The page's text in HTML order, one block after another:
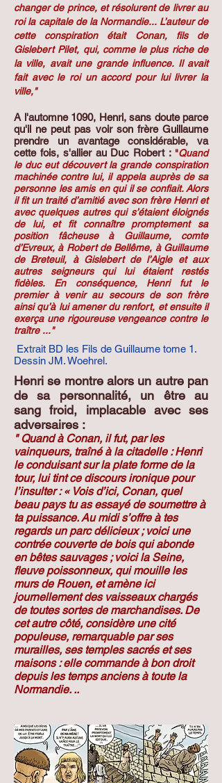
changer de prince, et résolurent de livrer au
roi la capitale de la Normandie... L’auteur de
cette conspiration était Conan, fils de
Gislebert Pilet, qui, comme le plus riche de
la ville, avait une grande influence. Il avait
fait avec le roi un accord pour lui livrer la
ville,"
A l'automne 1090, Henri, sans doute parce
qu'il ne peut pas voir son frère Guillaume
prendre un avantage considérable, va
cette fois, s'allier au Duc Robert : "Quand
le duc eut découvert la grande conspiration
machinée contre lui, il appela auprès de sa
personne les amis en qui il se confiait. Alors
il fit un traité d’amitié avec son frère Henri et
avec quelques autres qui s’étaient éloignés
de lui, et fit connaître promptement sa
position fâcheuse à Guillaume, comte
d’Evreux, à Robert de Bellême, à Guillaume
de Breteuil, à Gislebert de l’Aigle et aux
autres seigneurs qui lui étaient restés
fidèles. En conséquence, Henri fut le
premier à venir au secours de son frère
ainsi qu’à lui amener du renfort, et ensuite il
exerça une rigoureuse vengeance contre le
traître ..."
Extrait BD les Fils de Guillaume tome 1.
Dessin JM. Woehrel.
Henri se montre alors un autre pan
de sa personnalité, un être au
sang froid, implacable avec ses
adversaires :
" Quand à Conan, il fut, par les
vainqueurs, traîné à la citadelle : Henri
le conduisant sur la plate forme de la
tour, lui tint ce discours ironique pour
l’insulter : « Vois d’ici, Conan, quel
beau pays tu as essayé de soumettre à
ta puissance. Au midi s’offre à tes
regards un parc délicieux ; voici une
contrée couverte de bois qui abonde
en bêtes sauvages ; voici la Seine,
fleuve poissonneux, qui mouille les
murs de Rouen, et amène ici
journellement des vaisseaux chargés
de toutes sortes de marchandises. De
cet autre côté, considère une cité
populeuse, remarquable par ses
murailles, ses temples sacrés et ses
maisons : elle commande à bon droit
depuis les temps anciens à toute la
Normandie. ..